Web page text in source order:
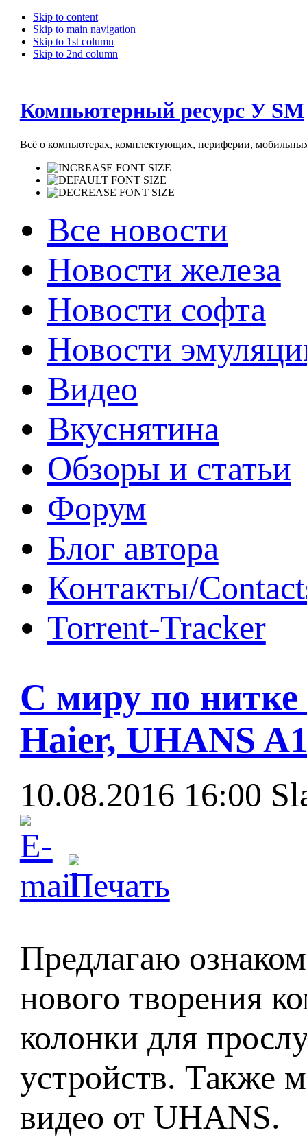
Skip to content
Skip to main navigation
Skip to 1st column
Skip to 2nd column
Компьютерный ресурс У SM
Всё о компьютерах, комплектующих, периферии, мобильных
Все новости
Новости железа
Новости софта
Новости
Видео
Вкуснятина
Обзоры и статьи
Форум
Блог автора
Контакты/
Torrent-Tracker
С миру по нитке
Haier, UHANS
10.08.2016 16:00
Предлагаю
нового творения
колонки для
устройств. Также
видео от UHANS.